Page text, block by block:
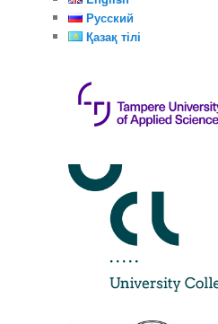
Русский
Қазақ тілі